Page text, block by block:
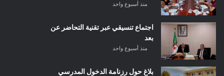
منذ أسبوع واحد
اجتماع تنسيقي عبر تقنية التحاضر عن
بعد
منذ أسبوع واحد
بلاغ حول رزنامة الدخول المدرسي